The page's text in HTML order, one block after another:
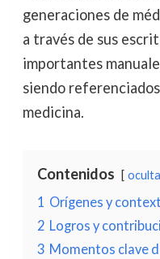
generaciones de
a través de sus
importantes
siendo
medicina.
Contenidos
1 Orígenes y
2 Logros y
3 Momentos clave